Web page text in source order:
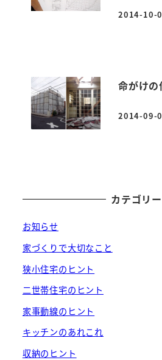
投稿日
2014-10-
命がけの
投稿日
2014-09-
カテゴリー
お知らせ
家づくりで大切なこと
狭小住宅のヒント
二世帯住宅のヒント
家事動線のヒント
キッチンのあれこれ
収納のヒント